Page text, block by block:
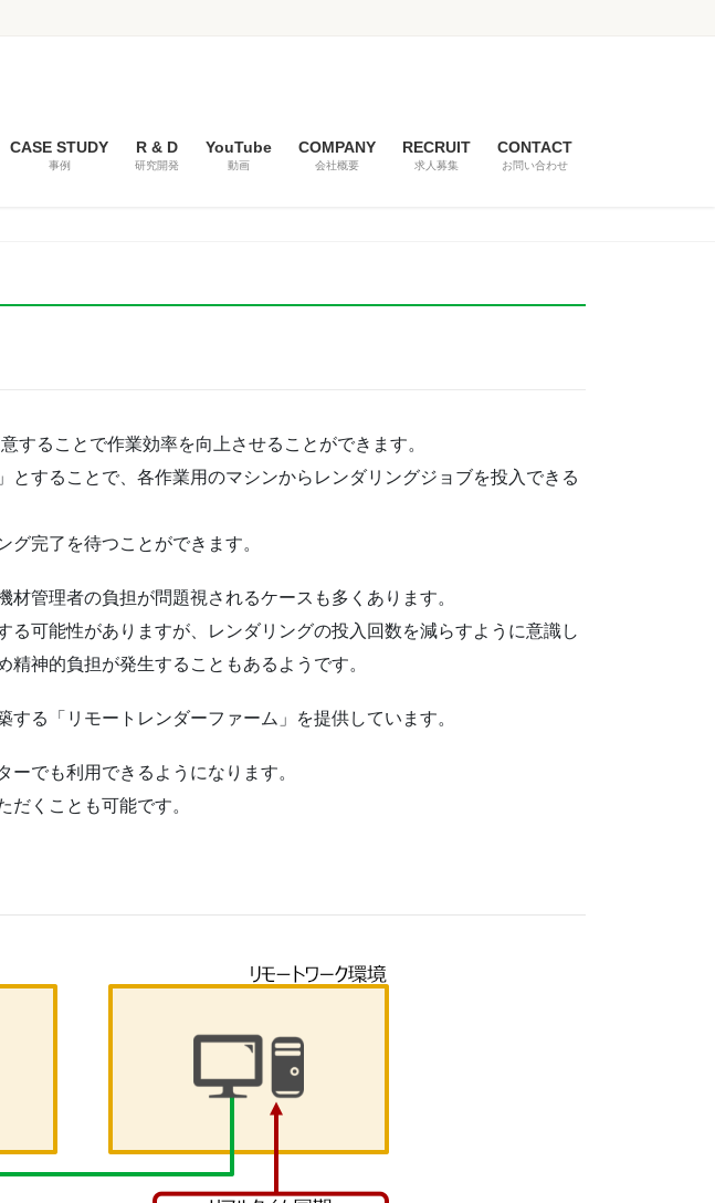
CASE STUDY
事例
R & D
研究開発
YouTube
動画
COMPANY
会社概要
RECRUIT
求人募集
CONTACT
お問い合わせ
することで作業効率を向上させることができます。
することで、各作業用のマシンからレンダリングジョブを投入できる
完了を待つことができます。
管理者の負担が問題視されるケースも多くあります。
可能性がありますが、レンダリングの投入回数を減らすように意識し
神的負担が発生することもあるようです。
る「リモートレンダーファーム」を提供しています。
でも利用できるようになります。
くことも可能です。